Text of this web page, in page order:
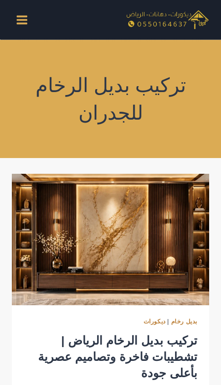
تركيب بديل الرخام
للجدران
بديل رخام | ديكورات
تركيب بديل الرخام الرياض |
تشطيبات فاخرة وتصاميم عصرية
بأعلى جودة